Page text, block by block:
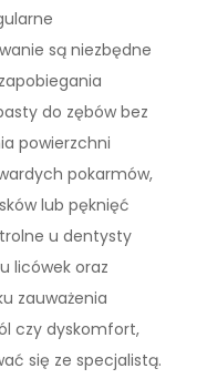
są niezbędne
do zębów bez
powierzchni
pokarmów,
lub pęknięć
u dentysty
licówek oraz
zauważenia
czy dyskomfort,
się ze specjalistą.